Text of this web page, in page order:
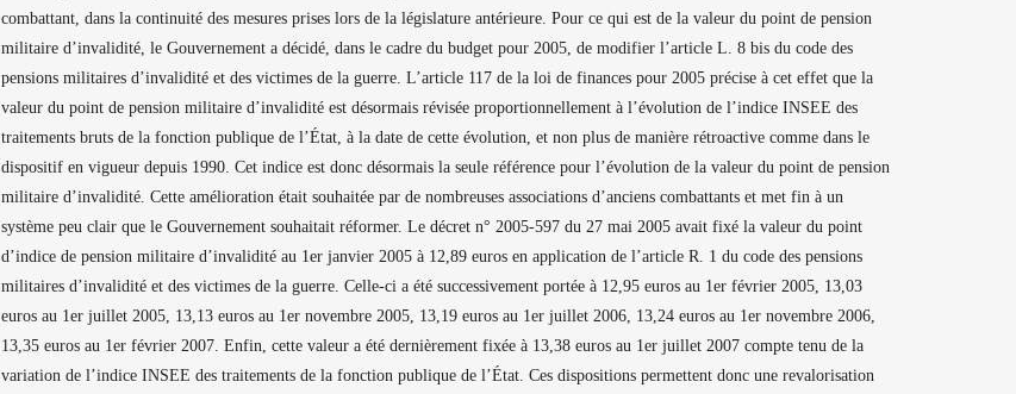
combattant, dans la continuité des mesures prises lors de la législature antérieure. Pour ce qui est de la valeur du point de pension
militaire d’invalidité, le Gouvernement a décidé, dans le cadre du budget pour 2005, de modifier l’article L. 8 bis du code des
pensions militaires d’invalidité et des victimes de la guerre. L’article 117 de la loi de finances pour 2005 précise à cet effet que la
valeur du point de pension militaire d’invalidité est désormais révisée proportionnellement à l’évolution de l’indice INSEE des
traitements bruts de la fonction publique de l’État, à la date de cette évolution, et non plus de manière rétroactive comme dans le
dispositif en vigueur depuis 1990. Cet indice est donc désormais la seule référence pour l’évolution de la valeur du point de pension
militaire d’invalidité. Cette amélioration était souhaitée par de nombreuses associations d’anciens combattants et met fin à un
système peu clair que le Gouvernement souhaitait réformer. Le décret n° 2005-597 du 27 mai 2005 avait fixé la valeur du point
d’indice de pension militaire d’invalidité au 1er janvier 2005 à 12,89 euros en application de l’article R. 1 du code des pensions
militaires d’invalidité et des victimes de la guerre. Celle-ci a été successivement portée à 12,95 euros au 1er février 2005, 13,03
euros au 1er juillet 2005, 13,13 euros au 1er novembre 2005, 13,19 euros au 1er juillet 2006, 13,24 euros au 1er novembre 2006,
13,35 euros au 1er février 2007. Enfin, cette valeur a été dernièrement fixée à 13,38 euros au 1er juillet 2007 compte tenu de la
variation de l’indice INSEE des traitements de la fonction publique de l’État. Ces dispositions permettent donc une revalorisation